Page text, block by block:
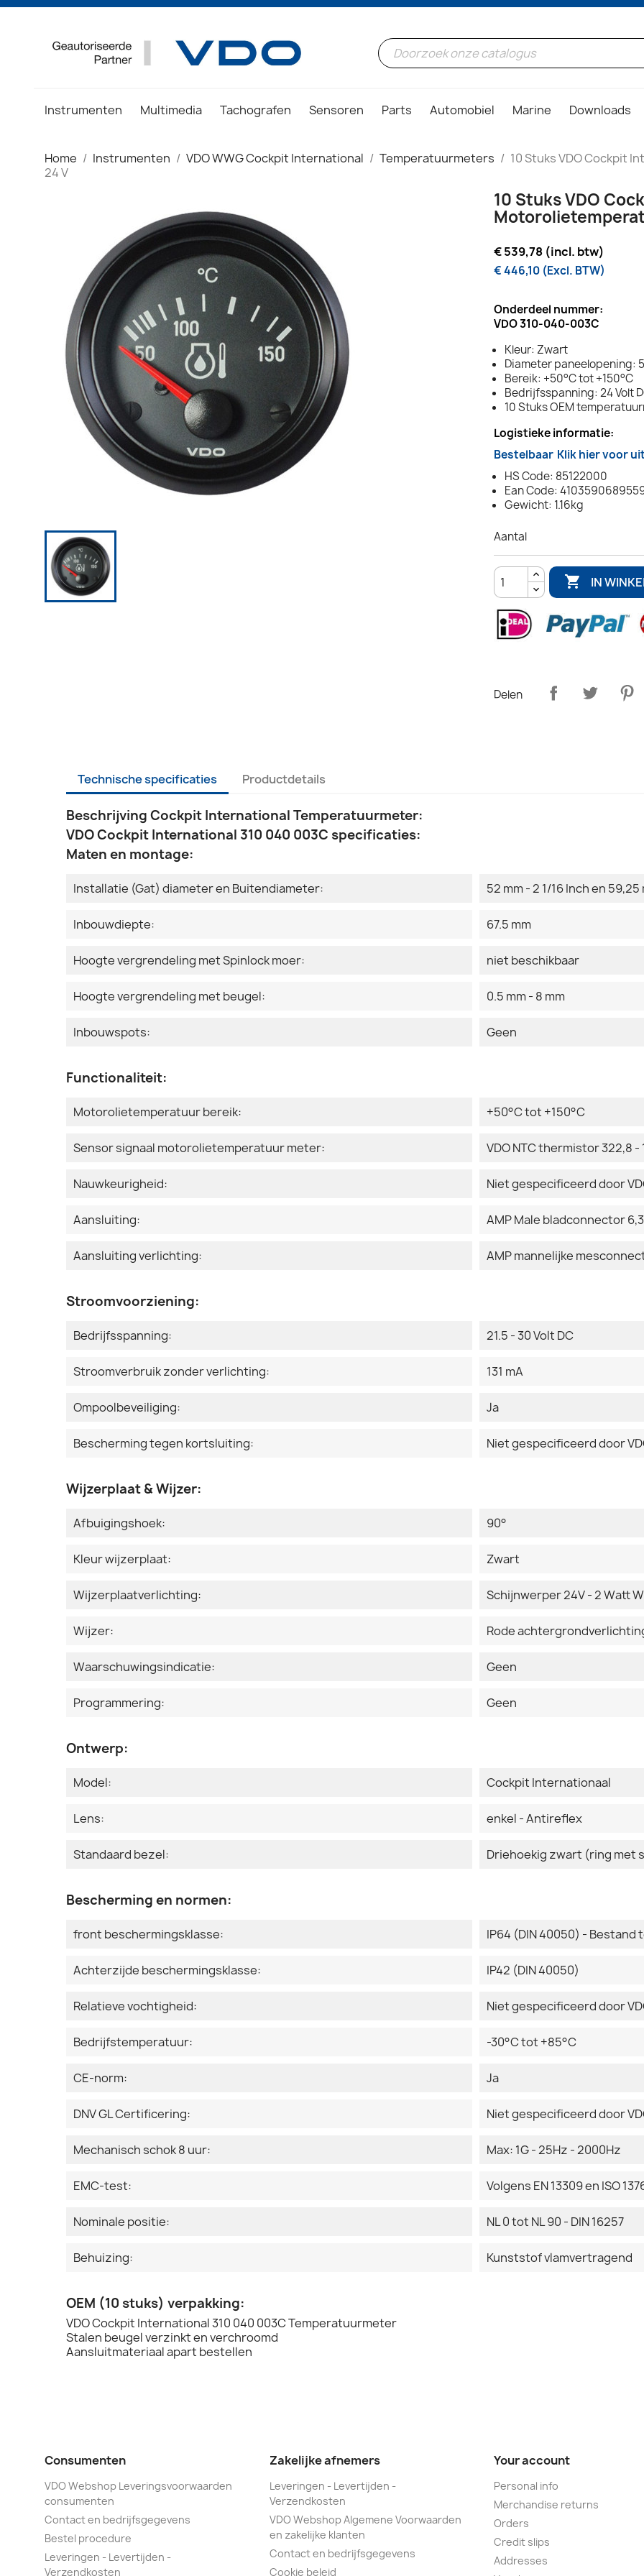
Instrumenten Multimedia Tachografen Sensoren Parts Automobiel Marine Downloads
Home Instrumenten VDO WWG Cockpit International Temperatuurmeters
10 Stuks VDO Cockpit
24 V
10 Stuks VDO
€ 539,78 (incl. btw)
€ 446,10 (Excl. BTW)
Onderdeel nummer:
VDO 310-040-003C
Kleur: Zwart
Diameter paneelopening:
Bereik: +50°C tot +150°C
Bedrijfsspanning: 24 Volt
10 Stuks OEM
Logistieke informatie:
Bestelbaar Klik hier voor
HS Code: 85122000
Ean Code:
Gewicht: 1.16kg
Aantal
 IN
Delen
Technische specificaties Productdetails
Beschrijving Cockpit International Temperatuurmeter:
VDO Cockpit International 310 040 003C specificaties:
Maten en montage:
Installatie (Gat) diameter en Buitendiameter: 52 mm - 2 1/16 Inch en 59,25
Inbouwdiepte: 67.5 mm
Hoogte vergrendeling met Spinlock moer: niet beschikbaar
Hoogte vergrendeling met beugel: 0.5 mm - 8 mm
Inbouwspots: Geen
Functionaliteit:
Motorolietemperatuur bereik: +50°C tot +150°C
Sensor signaal motorolietemperatuur meter: VDO NTC thermistor 322,8 -
Nauwkeurigheid: Niet gespecificeerd door
Aansluiting: AMP Male bladconnector
Aansluiting verlichting: AMP mannelijke
Stroomvoorziening:
Bedrijfsspanning: 21.5 - 30 Volt DC
Stroomverbruik zonder verlichting: 131 mA
Ompoolbeveiliging: Ja
Bescherming tegen kortsluiting: Niet gespecificeerd door
Wijzerplaat & Wijzer:
Afbuigingshoek: 90°
Kleur wijzerplaat: Zwart
Wijzerplaatverlichting: Schijnwerper 24V - 2 Watt
Wijzer: Rode
Waarschuwingsindicatie: Geen
Programmering: Geen
Ontwerp:
Model: Cockpit Internationaal
Lens: enkel - Antireflex
Standaard bezel: Driehoekig zwart (ring met
Bescherming en normen:
front beschermingsklasse: IP64 (DIN 40050) -
Achterzijde beschermingsklasse: IP42 (DIN 40050)
Relatieve vochtigheid: Niet gespecificeerd door
Bedrijfstemperatuur: -30°C tot +85°C
CE-norm: Ja
DNV GL Certificering: Niet gespecificeerd door
Mechanisch schok 8 uur: Max: 1G - 25Hz - 2000Hz
EMC-test: Volgens EN 13309 en ISO
Nominale positie: NL 0 tot NL 90 - DIN 16257
Behuizing: Kunststof vlamvertragend
OEM (10 stuks) verpakking:
VDO Cockpit International 310 040 003C Temperatuurmeter
Stalen beugel verzinkt en verchroomd
Aansluitmateriaal apart bestellen
Consumenten
VDO Webshop Leveringsvoorwaarden
consumenten
Contact en bedrijfsgegevens
Bestel procedure
Leveringen - Levertijden -
Verzendkosten
Zakelijke afnemers
Leveringen - Levertijden -
Verzendkosten
VDO Webshop Algemene Voorwaarden
en zakelijke klanten
Contact en bedrijfsgegevens
Cookie beleid
Your account
Personal info
Merchandise returns
Orders
Credit slips
Addresses